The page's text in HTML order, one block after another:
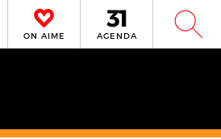
ON AIME AGENDA W